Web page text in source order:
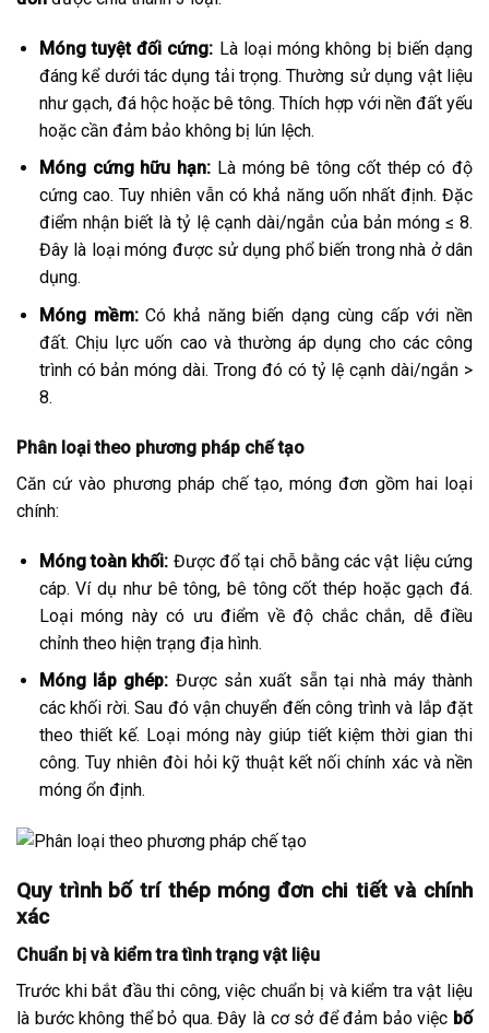
Móng tuyệt đối cứng: Là loại móng không bị biến dạng
đáng kể dưới tác dụng tải trọng. Thường sử dụng vật liệu
như gạch, đá hộc hoặc bê tông. Thích hợp với nền đất yếu
hoặc cần đảm bảo không bị lún lệch.
Móng cứng hữu hạn: Là móng bê tông cốt thép có độ
cứng cao. Tuy nhiên vẫn có khả năng uốn nhất định. Đặc
điểm nhận biết là tỷ lệ cạnh dài/ngắn của bản móng ≤ 8.
Đây là loại móng được sử dụng phổ biến trong nhà ở dân
dụng.
Móng mềm:Có khả năng biến dạng cùng cấp với nền
đất. Chịu lực uốn cao và thường áp dụng cho các công
trình có bản móng dài. Trong đó có tỷ lệ cạnh dài/ngắn >
8.
Phân loại theo phương pháp chế tạo
Căn cứ vào phương pháp chế tạo, móng đơn gồm hai loại
chính:
Móng toàn khối: Được đổ tại chỗ bằng các vật liệu cứng
cáp. Ví dụ như bê tông, bê tông cốt thép hoặc gạch đá.
Loại móng này có ưu điểm về độ chắc chắn, dễ điều
chỉnh theo hiện trạng địa hình.
Móng lắp ghép: Được sản xuất sẵn tại nhà máy thành
các khối rời. Sau đó vận chuyển đến công trình và lắp đặt
theo thiết kế. Loại móng này giúp tiết kiệm thời gian thi
công. Tuy nhiên đòi hỏi kỹ thuật kết nối chính xác và nền
móng ổn định.
Quy trình bố trí thép móng đơn chi tiết và chính
xác
Chuẩn bị và kiểm tra tình trạng vật liệu
Trước khi bắt đầu thi công, việc chuẩn bị và kiểm tra vật liệu
là bước không thể bỏ qua. Đây là cơ sở để đảm bảo việc bố